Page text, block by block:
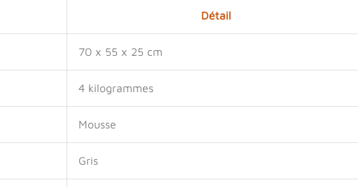
Détail
70 x 55 x 25 cm
4 kilogrammes
Mousse
Gris